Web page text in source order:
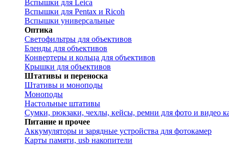
Вспышки для Leica
Вспышки для Pentax и Ricoh
Вспышки универсальные
Оптика
Светофильтры для объективов
Бленды для объективов
Конвертеры и кольца для объективов
Крышки для объективов
Штативы и переноска
Штативы и моноподы
Моноподы
Настольные штативы
Сумки, рюкзаки, чехлы, кейсы, ремни для фото и видео
Питание и прочее
Аккумуляторы и зарядные устройства для фотокамер
Карты памяти, usb накопители